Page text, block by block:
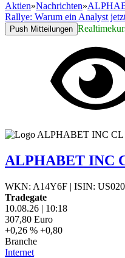
Aktien»Nachrichten»
Rallye: Warum ein Analyst
Push Mitteilungen
ALPHABET INC
WKN: A14Y6F | ISIN:
Tradegate
10.08.26 | 10:18
307,80 Euro
+0,26 % +0,80
Branche
Internet